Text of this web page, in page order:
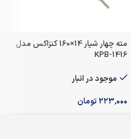
مته چهار شیار 14×160 کنزاکس مدل
KPB-1416
موجود در انبار
۲۲۳,۰۰۰تومان